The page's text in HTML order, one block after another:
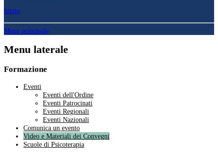
Inizio
Menu principale
Menu laterale
Formazione
Eventi
Eventi dell'Ordine
Eventi Patrocinati
Eventi Regionali
Eventi Nazionali
Comunica un evento
Video e Materiali dei Convegni
Scuole di Psicoterapia